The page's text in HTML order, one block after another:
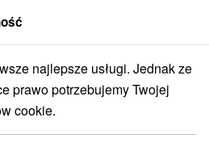
Escape room Pokój numer 13
numer 13
najlepsze usługi. Jednak ze
prawo potrzebujemy Twojej
cookie.